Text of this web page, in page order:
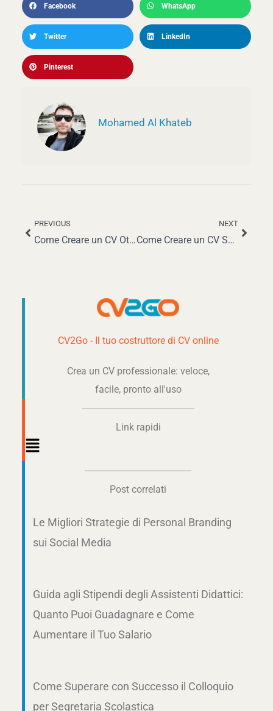
Facebook WhatsApp
Twitter LinkedIn
Pinterest
Mohamed Al Khateb
Precedente
PREVIOUS
Come Creare un CV Ottimizzato per l’ATS e Farsi Notare
NEXT
Come Creare un CV Senza Esperienza Lavorativa
CV2Go - Il tuo costruttore di CV online
Crea un CV professionale: veloce,
facile, pronto all'uso
Link rapidi
Main
Post correlati
Le Migliori Strategie di Personal Branding
sui Social Media
Guida agli Stipendi degli Assistenti Didattici:
Quanto Puoi Guadagnare e Come
Aumentare il Tuo Salario
Come Superare con Successo il Colloquio
per Segretaria Scolastica